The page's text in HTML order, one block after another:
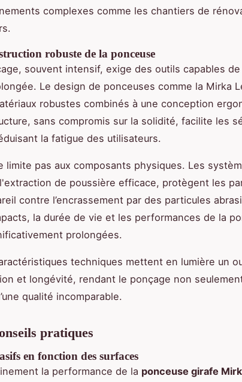
complexes comme les chantiers de
robuste de la ponceuse
souvent intensif, exige des outils capables
Le design de ponceuses comme la Mirka
robustes combinés à une conception
sans compromis sur la solidité, facilite les
la fatigue des utilisateurs.
limite pas aux composants physiques. Les
de poussière efficace, protègent les
contre l’encrassement par des particules
la durée de vie et les performances de la
prolongées.
techniques mettent en lumière un
et longévité, rendant le ponçage non
qualité incomparable.
pratiques
en fonction des surfaces
la performance de la ponceuse girafe